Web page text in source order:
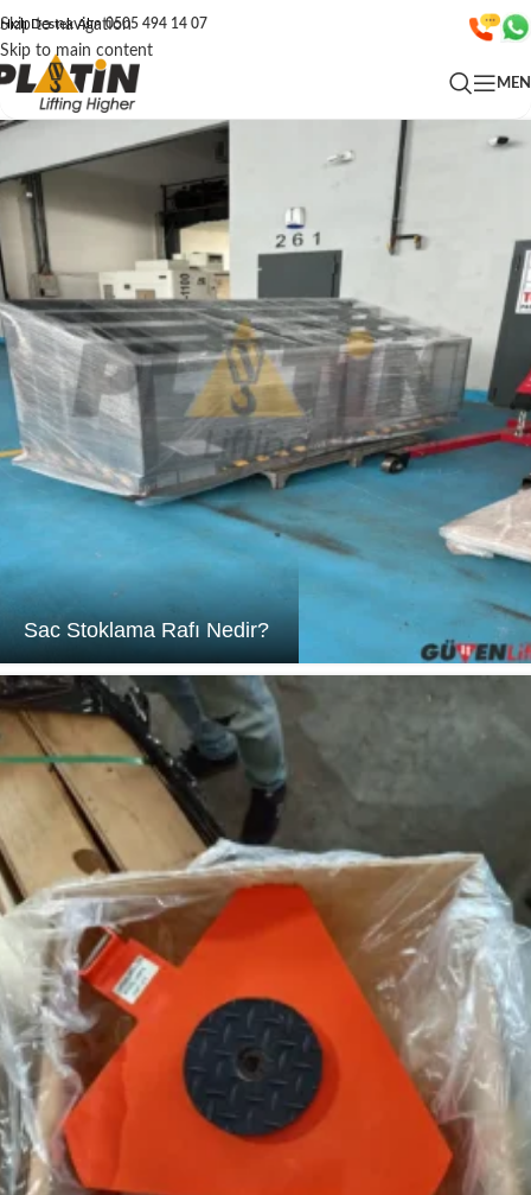
Skip to navigation
Skip to main content
Hızlı Destek Alın0505 494 14 07
Sac Stoklama Rafı Nedir?